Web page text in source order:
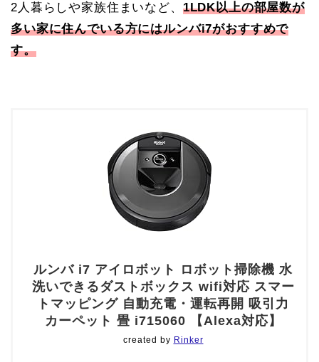
2人暮らしや家族住まいなど、 1LDK以上の部屋数が
多い家に住んでいる方にはルンバi7がおすすめで
す。
ルンバ i7 アイロボット ロボット掃除機 水
洗いできるダストボックス wifi対応 スマー
トマッピング 自動充電・運転再開 吸引力
カーペット 畳 i715060 【Alexa対応】
created by Rinker